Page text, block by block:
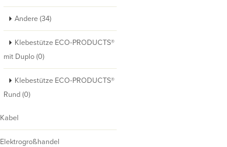
Andere (34)
Klebestütze ECO-PRODUCTS®
mit Duplo (0)
Klebestütze ECO-PRODUCTS®
Rund (0)
Kabel
Elektrogroßhandel